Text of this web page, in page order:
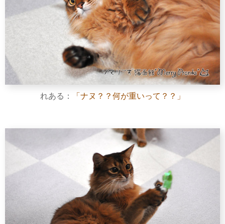
れある： 「ナヌ？？何が重いって？？」